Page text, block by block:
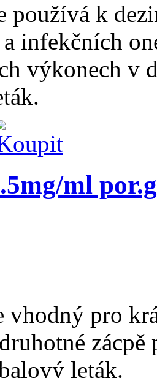
používá k
infekčních
výkonech v
ml
vhodný pro
leták.